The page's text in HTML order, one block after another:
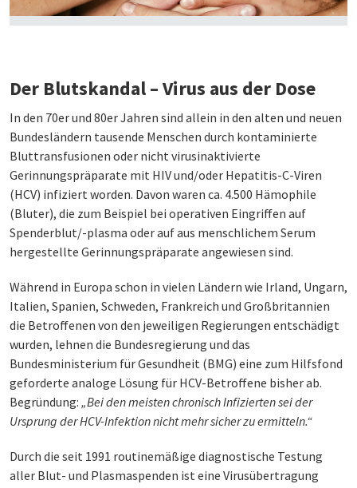
Der Blutskandal – Virus aus der Dose
In den 70er und 80er Jahren sind allein in den alten und neuen
Bundesländern tausende Menschen durch kontaminierte
Bluttransfusionen oder nicht virusinaktivierte
Gerinnungspräparate mit HIV und/oder Hepatitis-C-Viren
(HCV) infiziert worden. Davon waren ca. 4.500 Hämophile
(Bluter), die zum Beispiel bei operativen Eingriffen auf
Spenderblut/-plasma oder auf aus menschlichem Serum
hergestellte Gerinnungspräparate angewiesen sind.
Während in Europa schon in vielen Ländern wie Irland, Ungarn,
Italien, Spanien, Schweden, Frankreich und Großbritannien
die Betroffenen von den jeweiligen Regierungen entschädigt
wurden, lehnen die Bundesregierung und das
Bundesministerium für Gesundheit (BMG) eine zum Hilfsfond
geforderte analoge Lösung für HCV-Betroffene bisher ab.
Begründung: „Bei den meisten chronisch Infizierten sei der
Ursprung der HCV-Infektion nicht mehr sicher zu ermitteln.“
Durch die seit 1991 routinemäßige diagnostische Testung
aller Blut- und Plasmaspenden ist eine Virusübertragung